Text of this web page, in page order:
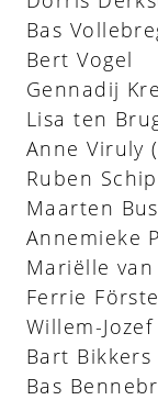
Bas
Bert Vogel
Gennadij
Lisa ten
Anne Viruly
Ruben
Maarten
Annemieke
Mariëlle
Ferrie
Willem-
Bart Bikkers
Bas